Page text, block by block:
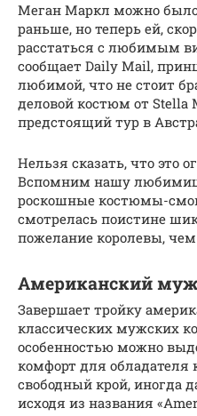
Меган Маркл можно было
раньше, но теперь ей,
расстаться с любимым
сообщает Daily Mail,
любимой, что не стоит
деловой костюм от Stella
предстоящий тур в
Нельзя сказать, что это
Вспомним нашу
роскошные костюмы-
смотрелась поистине
пожелание королевы, чем
Американский
Завершает тройку
классических мужских
особенностью можно
комфорт для
свободный крой, иногда
исходя из названия